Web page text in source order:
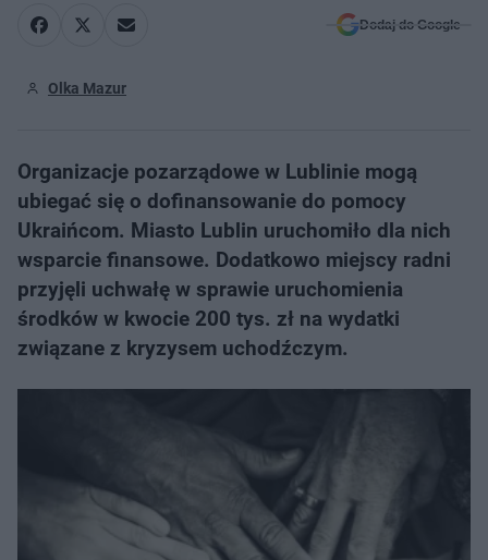
Dodaj do Google
Olka Mazur
Organizacje pozarządowe w Lublinie mogą
ubiegać się o dofinansowanie do pomocy
Ukraińcom. Miasto Lublin uruchomiło dla nich
wsparcie finansowe. Dodatkowo miejscy radni
przyjęli uchwałę w sprawie uruchomienia
środków w kwocie 200 tys. zł na wydatki
związane z kryzysem uchodźczym.